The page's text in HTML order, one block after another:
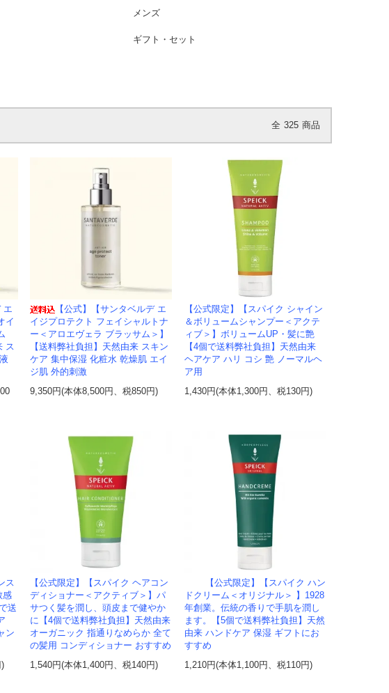
メンズ
ギフト・セット
全 325 商品
エ
イ
ス
【公式】【サンタベルデ エ
イジプロテクト フェイシャルトナ
ー＜アロエヴェラ ブラッサム＞】
【送料弊社負担】天然由来 スキン
ケア 集中保湿 化粧水 乾燥肌 エイ
ジ肌 外的刺激
9,350円(本体8,500円、税850円)
【公式限定】【スパイク シャイン
＆ボリュームシャンプー＜アクテ
ィブ＞】ボリュームUP・髪に艶
【4個で送料弊社負担】天然由来
ヘアケア ハリ コシ 艶 ノーマルヘ
ア用
1,430円(本体1,300円、税130円)
ス
感
送
ン
【公式限定】【スパイク ヘアコン
ディショナー＜アクティブ＞】パ
サつく髪を潤し、頭皮まで健やか
に【4個で送料弊社負担】天然由来
オーガニック 指通りなめらか 全て
の髪用 コンディショナー おすすめ
1,540円(本体1,400円、税140円)
【公式限定】【スパイク ハン
ドクリーム＜オリジナル＞ 】1928
年創業。伝統の香りで手肌を潤し
ます。【5個で送料弊社負担】天然
由来 ハンドケア 保湿 ギフトにお
すすめ
1,210円(本体1,100円、税110円)